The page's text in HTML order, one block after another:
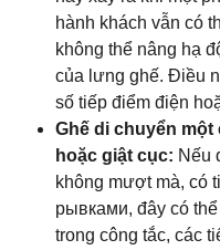
hành khách vẫn có
không thể nâng hạ
của lưng ghế. Điều
số tiếp điểm điện
Ghế di chuyển một
hoặc giật cục: Nếu
không mượt mà, có
рывками, đây có
trong công tắc, các